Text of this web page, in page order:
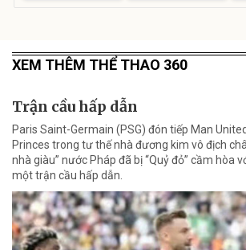
XEM THÊM THỂ THAO 360
Trận cầu hấp dẫn
Paris Saint-Germain (PSG) đón tiếp Man
Princes trong tư thế nhà đương kim vô địch
nhà giàu” nước Pháp đã bị “Quỷ đỏ” cầm hòa
một trận cầu hấp dẫn.